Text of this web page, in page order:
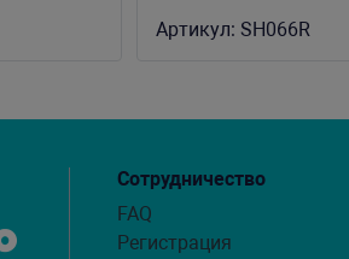
Артикул: SH066R
Сотрудничество
FAQ
Регистрация